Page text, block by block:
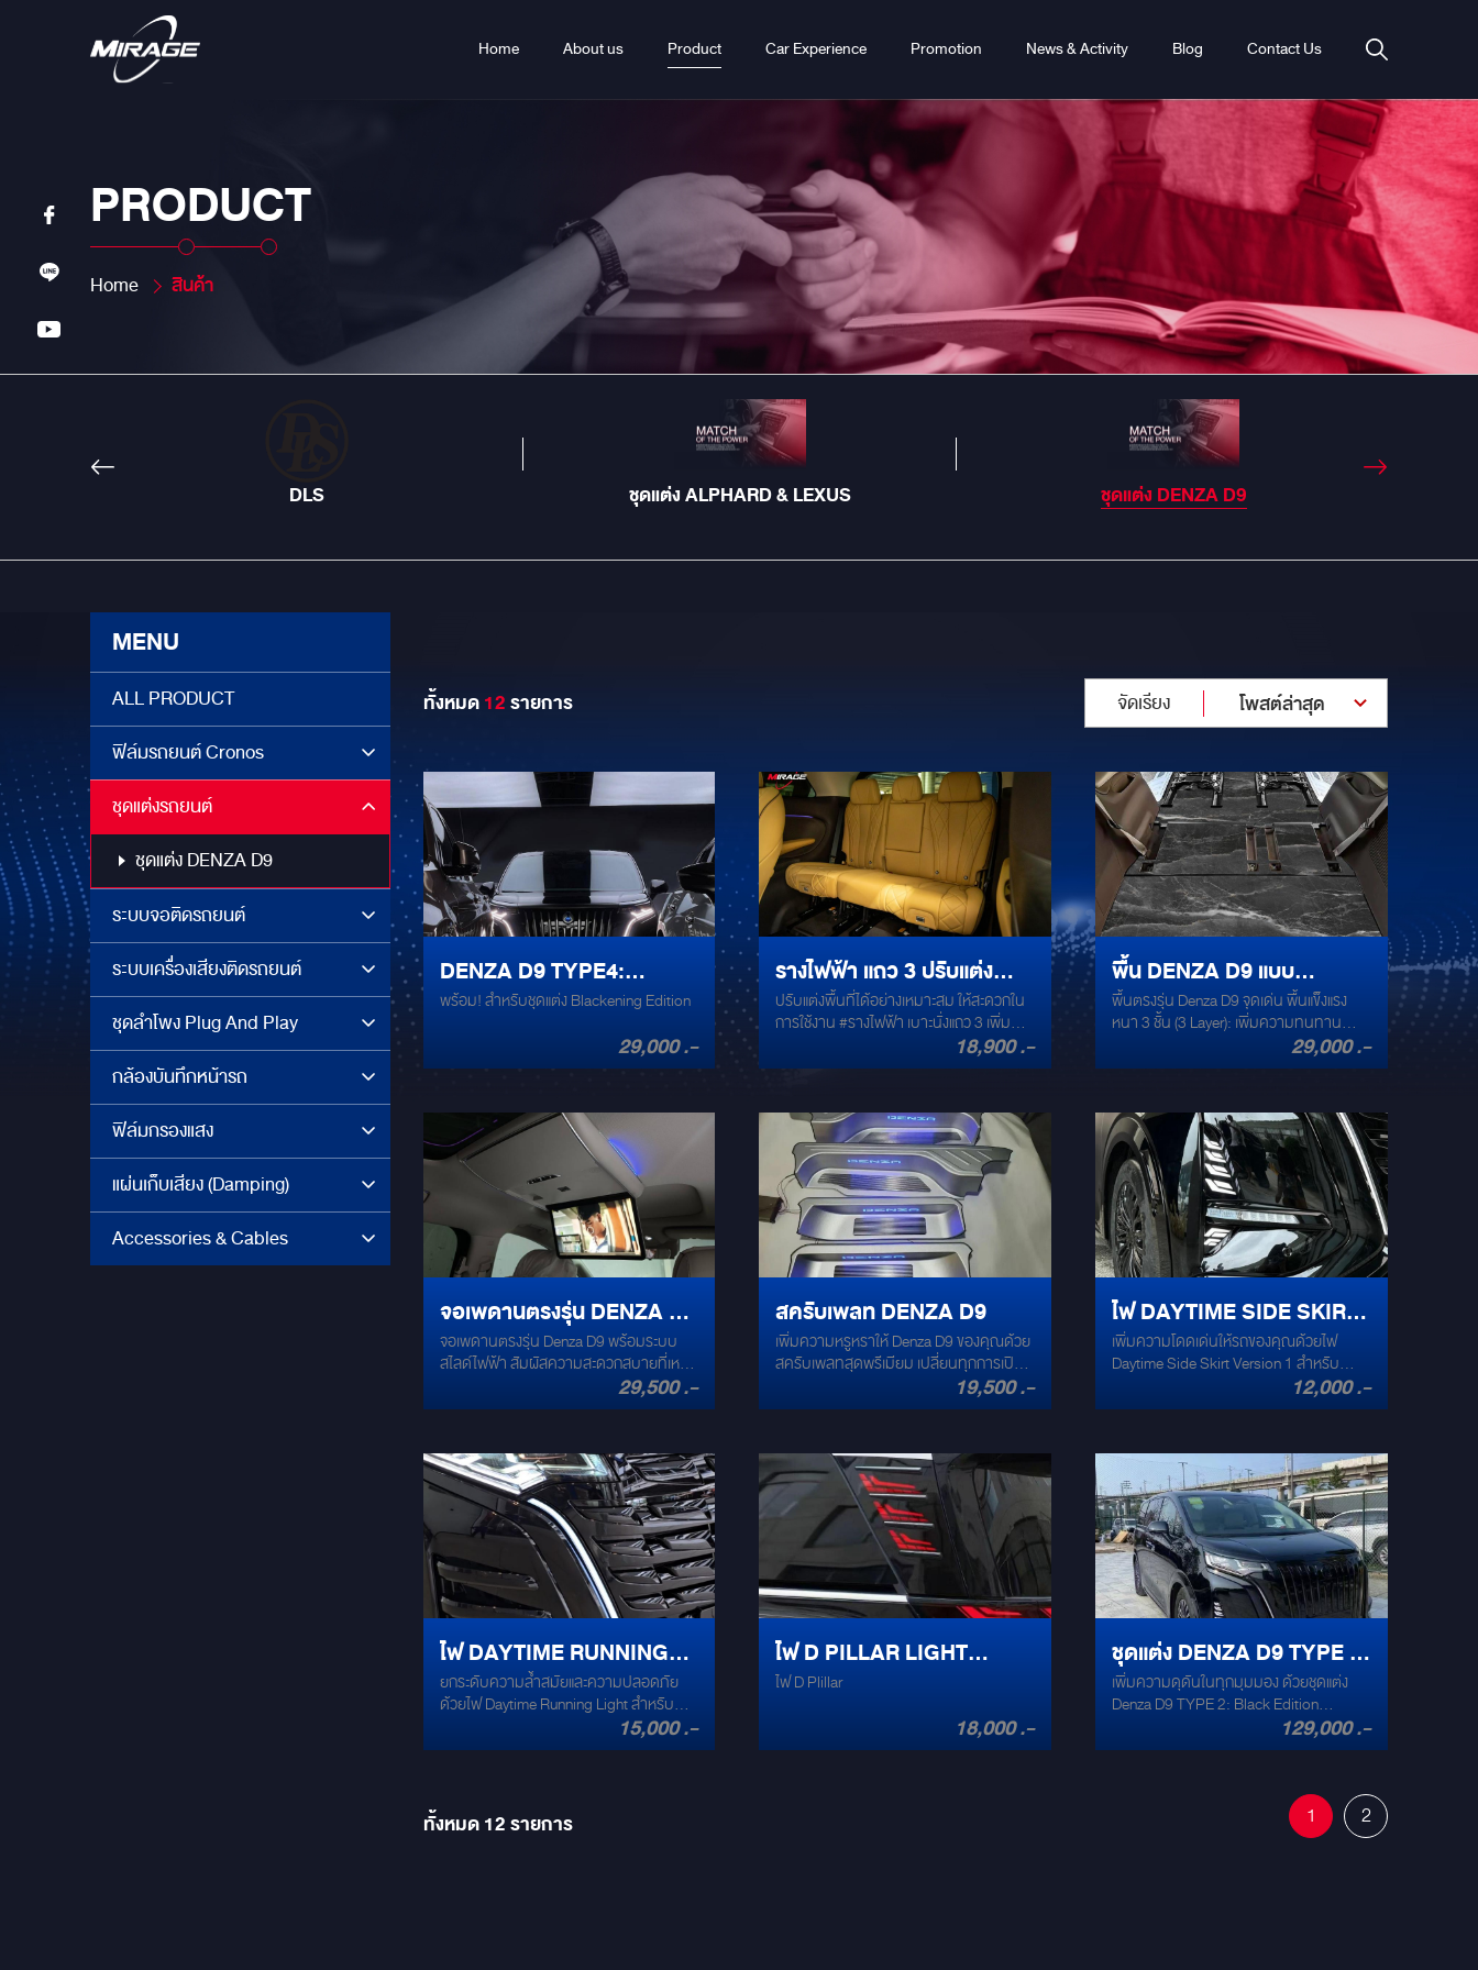
Home About us Product Car Experience Promotion News & Activity Blog Contact Us
PRODUCT
Home สินค้า
DLS ชุดแต่ง ALPHARD & LEXUS ชุดแต่ง DENZA D9
MENU
ALL PRODUCT
ฟิล์มรถยนต์ Cronos
ชุดแต่งรถยนต์
ชุดแต่ง DENZA D9
ระบบจอติดรถยนต์
ระบบเครื่องเสียงติดรถยนต์
ชุดลำโพง Plug And Play
กล้องบันทึกหน้ารถ
ฟิล์มกรองแสง
แผ่นเก็บเสียง (Damping)
Accessories & Cables
ทั้งหมด12รายการ จัดเรียง โพสต์ล่าสุด
DENZA D9 TYPE4:
BLACKENING EDITION
พร้อม! สำหรับชุดแต่ง Blackening Edition
29,000 .-
รางไฟฟ้า แถว 3 ปรับแต่ง
พื้นที่ได้อย่างเหมาะสม ให้
ปรับแต่งพื้นที่ได้อย่างเหมาะสม ให้สะดวกใน
การใช้งาน #รางไฟฟ้า เบาะนั่งแถว 3 เพิ่ม
ความกว้างในการนั่ง และ การเก็บสัมภาระ
ด้านหลัง..
18,900 .-
พื้น DENZA D9 แบบ
PREMIUM ตรงรุ่น
พื้นตรงรุ่น Denza D9 จุดเด่น พื้นแข็งแรง
หนา 3 ชั้น (3 Layer): เพิ่มความทนทาน
รองรับการใช้งานได้หลากหลาย วัสดุเก็บของ
รางคุณภาพสูง: ออกแบบมาให้มีความ
สไตล์: ตอบโจทย์ทุกความต้องการ เพิ่ม
ความหรูหราให้กับรถ เปลี่ยนพื้นที่ภายในให้
ดูโดดเด่น ทันสมัย พร้อมฟังก์ชันครบครัน!
29,000 .-
จอเพดานตรงรุ่น DENZA D9
พร้อมระบบ สไลด์ไฟฟ้า
จอเพดานตรงรุ่น Denza D9 พร้อมระบบ
สไลด์ไฟฟ้า สัมผัสความสะดวกสบายที่เหนือ
ระดับด้วย จอเพดานขนาด 15.6 นิ้ว สำหรับ
Denza D9 พร้อมระบบสไลด์ไฟฟ้าอัจฉริยะที่
คุณสมบัติเด่น ระบบสไลด์ไฟฟ้า: ควบคุม
ง่ายเพียงปลายนิ้วสัมผัส ขนาดจอใหญ่
15.6 นิ้ว: ความละเอียด Full HD ให้ภาพคม
ชัด RAM 3 GB / ROM 32 GB: รองรับการ
ใช้งานหลากหลายแอปพลิเคชัน ระบบ
Android 9.0: เข้าถึงความบันเทิงออนไลน์
เช่น Netflix และ YouTube ได้อย่างลื่นไหล
ดีไซน์หรูหรา: เข้ากับภายในรถ Denza D9
โครงสร้างรถ ตอบโจทย์ทุกไลฟ์สไตล์ของ
คุณและครอบครัว ไม่ว่าจะดูหนัง ฟังเพลง
หรือใช้งานแอปพลิเคชันที่คุณชื่นชอบ ยก
ระดับความบันเทิงในรถของคุณ #DenzaD9
#จอเพดานDenzaD9 #ระบบสไลด์ไฟฟ้า
29,500 .-
สครับเพลท DENZA D9
เพิ่มความหรูหราให้ Denza D9 ของคุณด้วย
สครับเพลทสุดพรีเมียม เปลี่ยนทุกการเปิด-
ปิดประตูให้โดดเด่นกว่าใคร ด้วยสครับเพลท
Denza D9 พร้อมไฟ LED สีฟ้าที่ช่วยเสริ
ข่วน ✅ ดีไซน์พิเศษ เข้ากับ Denza D9 ได้
อย่างลงตัว ✅ ไฟ LED สว่าง สวยงาม เห็น
ชัดในทุกสถานการณ์ ✅ วัสดุคุณภาพสูง
ทนทาน ใช้งานได้ยาวนาน ✅ ติดตั้งง่าย
พร้อมเสริมลุคให้รถยนต์สุดหรูของคุณทันที
ให้ Denza D9 ของคุณดูพรีเมียมกว่าเดิม
สอบถามเพิ่มเติมหรือติดต่อสั่งซื้อได้ทาง [ใส่
ช่องทางการติดต่อ] #DenzaD9 #สครับ
รถDenza #DenzaD9Accessories
#MPVหรู #แต่งรถยนต์ไฟฟ้า #สครับ
เพลทLED #DenzaD9Thailand
19,500 .-
ไฟ DAYTIME SIDE SKIRT
VERSION 1
เพิ่มความโดดเด่นให้รถของคุณด้วยไฟ
Daytime Side Skirt Version 1 สำหรับ
12,000 .-
ไฟ DAYTIME RUNNING
LIGHT VERSION 2:
DENZA D9
ยกระดับความล้ำสมัยและความปลอดภัย
ด้วยไฟ Daytime Running Light สำหรับ
แค่ดีไซน์ที่โดดเด่น แต่ยังช่วยเพิ่มความ
ถนน --- คุณสมบัติเด่นของไฟ Daytime
Running Light สำหรับ Denza D9 1. ดีไซน์
15,000 .-
ไฟ D PILLAR LIGHT
DENZA D9
ไฟ D Plillar
18,000 .-
ชุดแต่ง DENZA D9 TYPE 2
: BLACK EDITION
เพิ่มความดุดันในทุกมุมมอง ด้วยชุดแต่ง
Denza D9 TYPE 2: Black Edition
ของ Denza D9 ไปอีกขั้นด้วย TYPE 2:
ตอบโจทย์คนรักความหรูหราและเอกลักษณ์
129,000 .-
ทั้งหมด12รายการ 1 2